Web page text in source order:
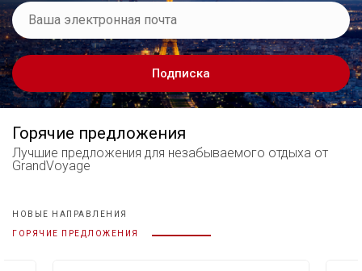
Подписка
Горячие предложения
Лучшие предложения для незабываемого отдыха от
GrandVoyage
НОВЫЕ НАПРАВЛЕНИЯ
ГОРЯЧИЕ ПРЕДЛОЖЕНИЯ